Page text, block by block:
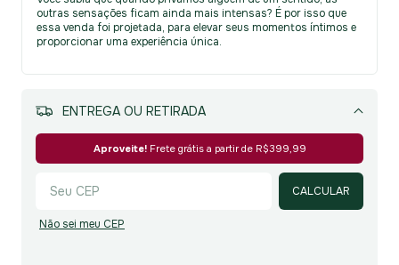
outras sensações ficam ainda mais intensas? É por isso que
essa venda foi projetada, para elevar seus momentos íntimos e
proporcionar uma experiência única.
MEIOS DE ENVIO
Alterar CEP
Aproveite!Frete grátis a partir de R$399,99
CALCULAR
Não sei meu CEP